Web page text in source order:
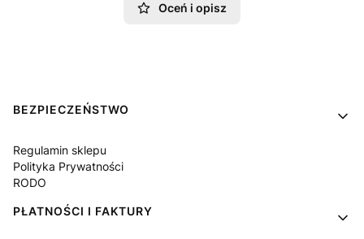
Oceń i opisz
Linki w stopce
BEZPIECZEŃSTWO
Regulamin sklepu
Polityka Prywatności
RODO
PŁATNOŚCI I FAKTURY